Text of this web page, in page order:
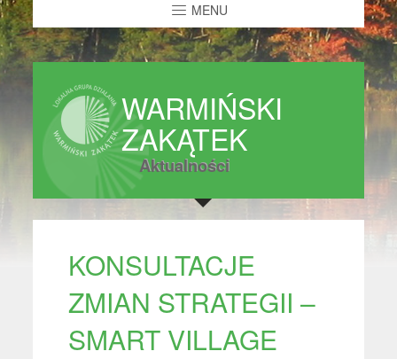
MENU
WARMIŃSKI
ZAKĄTEK
Aktualności
KONSULTACJE
ZMIAN STRATEGII –
SMART VILLAGE